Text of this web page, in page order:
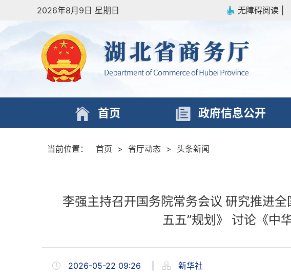
2026年8月9日 星期日 无障碍阅读
首页 政府信息公开
当前位置： 首页 > 省厅动态 > 头条新闻
李强主持召开国务院常务会议 研究推进
五五”规划》 讨论《中
2026-05-22 09:26 新华社